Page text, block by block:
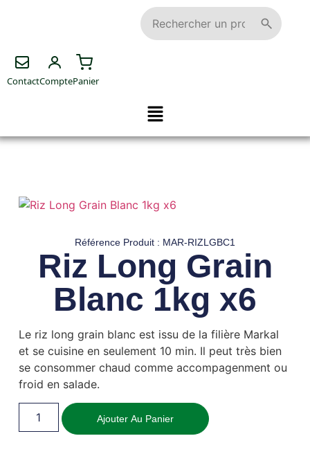
ContactComptePanier
Référence Produit : MAR-RIZLGBC1
Riz Long Grain
Blanc 1kg x6
Le riz long grain blanc est issu de la filière Markal
et se cuisine en seulement 10 min. Il peut très bien
se consommer chaud comme accompagenment ou
froid en salade.
Ajouter Au Panier